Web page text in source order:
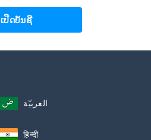
ເປີດບັນຊີ
العربيّة
हिन्दी